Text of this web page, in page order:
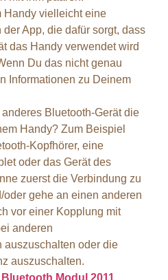
Handy vielleicht eine
App, die dafür sorgt, dass
das Handy verwendet wird
Du das nicht genau
Informationen zu Deinem
anderes Bluetooth-Gerät die
Handy? Zum Beispiel
Kopfhörer, eine
oder das Gerät des
zuerst die Verbindung zu
oder gehe an einen anderen
vor einer Kopplung mit
anderen
auszuschalten oder die
auszuschalten.
Modul 2011